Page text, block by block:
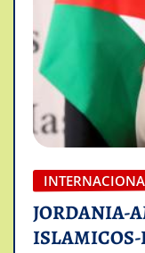
JORDANIA-